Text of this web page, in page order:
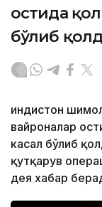
остида
бўлиб
Ҳиндистон
вайроналар
касал бўлиб
қутқарув
дея хабар